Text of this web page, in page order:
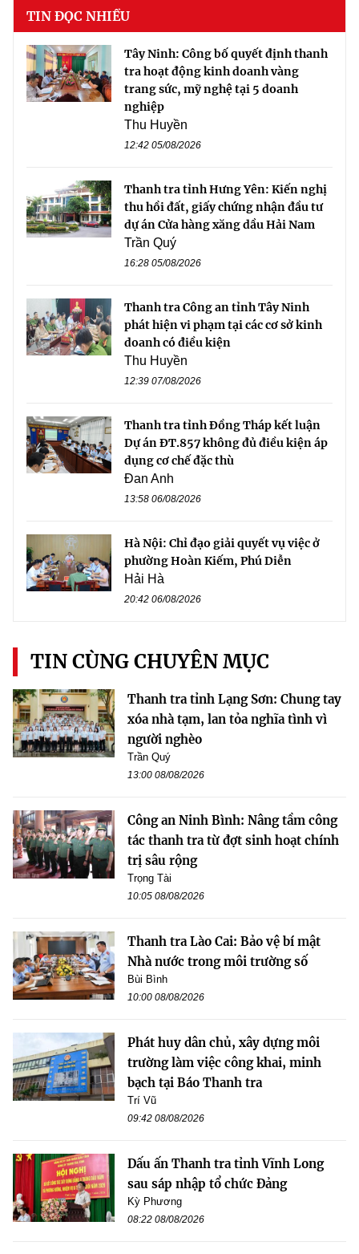
TIN ĐỌC NHIỀU
Tây Ninh: Công bố quyết định thanh
tra hoạt động kinh doanh vàng
trang sức, mỹ nghệ tại 5 doanh
nghiệp
Thu Huyền
12:42 05/08/2026
Thanh tra tỉnh Hưng Yên: Kiến nghị
thu hồi đất, giấy chứng nhận đầu tư
dự án Cửa hàng xăng dầu Hải Nam
Trần Quý
16:28 05/08/2026
Thanh tra Công an tỉnh Tây Ninh
phát hiện vi phạm tại các cơ sở kinh
doanh có điều kiện
Thu Huyền
12:39 07/08/2026
Thanh tra tỉnh Đồng Tháp kết luận
Dự án ĐT.857 không đủ điều kiện áp
dụng cơ chế đặc thù
Đan Anh
13:58 06/08/2026
Hà Nội: Chỉ đạo giải quyết vụ việc ở
phường Hoàn Kiếm, Phú Diễn
Hải Hà
20:42 06/08/2026
TIN CÙNG CHUYÊN MỤC
Thanh tra tỉnh Lạng Sơn: Chung tay
xóa nhà tạm, lan tỏa nghĩa tình vì
người nghèo
Trần Quý
13:00 08/08/2026
Công an Ninh Bình: Nâng tầm công
tác thanh tra từ đợt sinh hoạt chính
trị sâu rộng
Trọng Tài
10:05 08/08/2026
Thanh tra Lào Cai: Bảo vệ bí mật
Nhà nước trong môi trường số
Bùi Bình
10:00 08/08/2026
Phát huy dân chủ, xây dựng môi
trường làm việc công khai, minh
bạch tại Báo Thanh tra
Trí Vũ
09:42 08/08/2026
Dấu ấn Thanh tra tỉnh Vĩnh Long
sau sáp nhập tổ chức Đảng
Kỳ Phương
08:22 08/08/2026